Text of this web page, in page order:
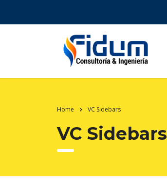
Home VC Sidebars
VC Sidebars